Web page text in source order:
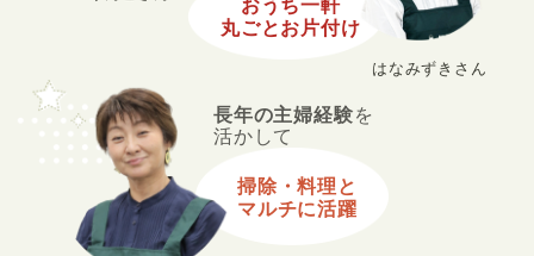
長年の主婦経験を
活かして
掃除・料理と
マルチに活躍
はなみずきさん
おうち一軒
丸ごとお片付け